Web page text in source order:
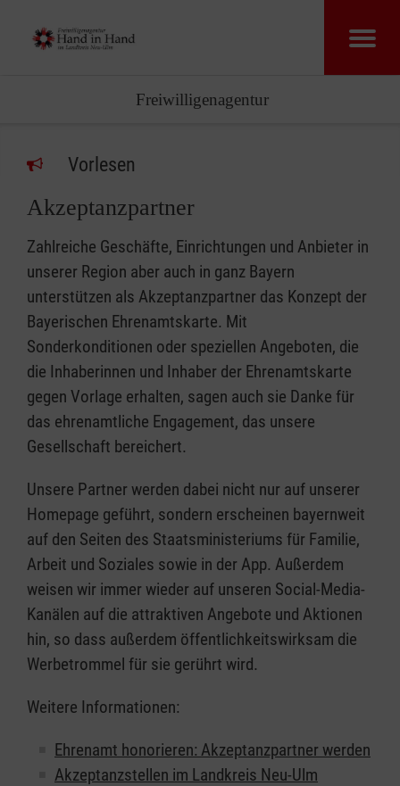
Freiwilligenagentur
Vorlesen
Akzeptanzpartner
Zahlreiche Geschäfte, Einrichtungen und Anbieter in
unserer Region aber auch in ganz Bayern
unterstützen als Akzeptanzpartner das Konzept der
Bayerischen Ehrenamtskarte. Mit
Sonderkonditionen oder speziellen Angeboten, die
die Inhaberinnen und Inhaber der Ehrenamtskarte
gegen Vorlage erhalten, sagen auch sie Danke für
das ehrenamtliche Engagement, das unsere
Gesellschaft bereichert.
Unsere Partner werden dabei nicht nur auf unserer
Homepage geführt, sondern erscheinen bayernweit
auf den Seiten des Staatsministeriums für Familie,
Arbeit und Soziales sowie in der App. Außerdem
weisen wir immer wieder auf unseren Social-Media-
Kanälen auf die attraktiven Angebote und Aktionen
hin, so dass außerdem öffentlichkeitswirksam die
Werbetrommel für sie gerührt wird.
Weitere Informationen:
Ehrenamt honorieren: Akzeptanzpartner werden
Akzeptanzstellen im Landkreis Neu-Ulm